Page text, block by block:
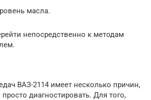
масла.
непосредственно к методам
ВАЗ-2114 имеет несколько причин,
диагностировать. Для того,